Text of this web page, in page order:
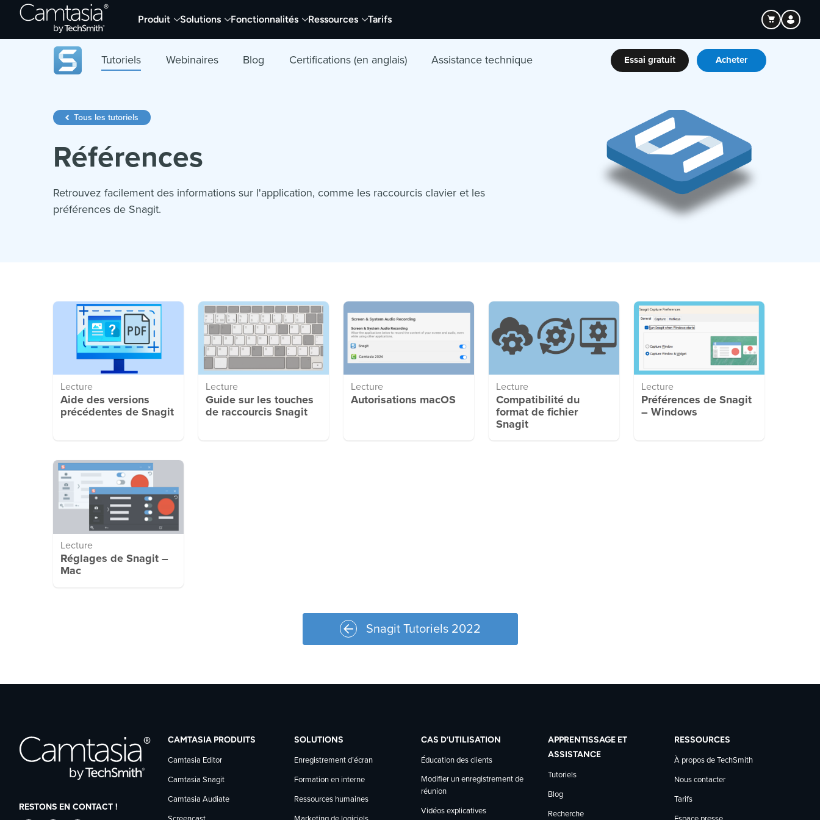
Passer
directement
Produit Solutions Fonctionnalités Ressources Tarifs
Tutoriels Webinaires Blog Certifications (en anglais) Assistance technique Essai gratuit Acheter
Tous les tutoriels
Références
Retrouvez facilement des informations sur l'application, comme les raccourcis clavier et les
préférences de Snagit.
Lecture
Aide des versions
précédentes de Snagit
Lecture
Guide sur les touches
de raccourcis Snagit
Lecture
Autorisations macOS
Lecture
Compatibilité du
format de fichier
Snagit
Lecture
Préférences de Snagit
– Windows
Lecture
Réglages de Snagit –
Mac
Snagit Tutoriels 2022
RESTONS EN CONTACT !
CAMTASIA PRODUITS
Camtasia Editor
Camtasia Snagit
Camtasia Audiate
SOLUTIONS
Enregistrement d’écran
Formation en interne
Ressources humaines
CAS D’UTILISATION
Éducation des clients
Modifier un enregistrement de
réunion
Vidéos explicatives
APPRENTISSAGE ET
ASSISTANCE
Tutoriels
Blog
Recherche
RESSOURCES
À propos de TechSmith
Nous contacter
Tarifs